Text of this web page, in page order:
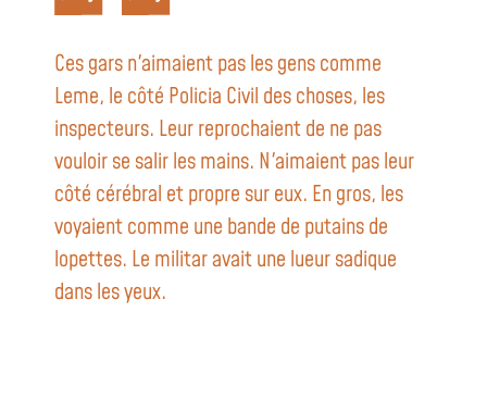
Ces gars n'aimaient pas les gens comme
Leme, le côté Policia Civil des choses, les
inspecteurs. Leur reprochaient de ne pas
vouloir se salir les mains. N'aimaient pas leur
côté cérébral et propre sur eux. En gros, les
voyaient comme une bande de putains de
lopettes. Le militar avait une lueur sadique
dans les yeux.